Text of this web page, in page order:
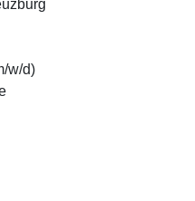
w/d)